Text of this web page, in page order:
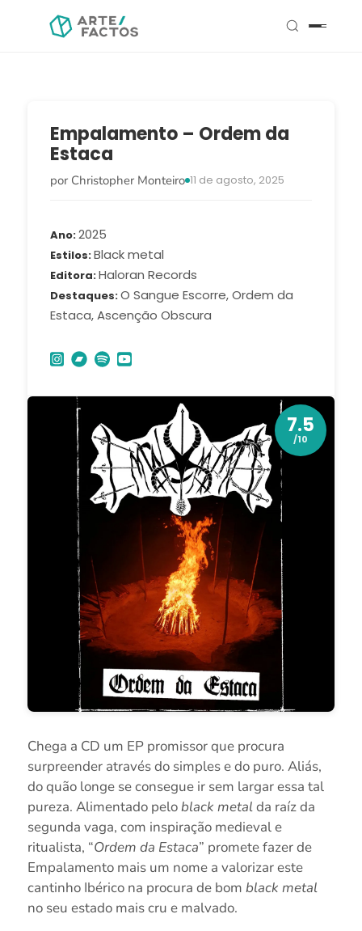
Empalamento – Ordem da
Estaca
por Christopher Monteiro 11 de agosto, 2025
Ano 2025
Estilos Black metal
Editora Haloran Records
Destaques O Sangue Escorre, Ordem da
Estaca, Ascenção Obscura
7.5
/10
Chega a CD um EP promissor que procura
surpreender através do simples e do puro. Aliás,
do quão longe se consegue ir sem largar essa tal
pureza. Alimentado peloblack metalda raíz da
segunda vaga, com inspiração medieval e
ritualista, “Ordem da Estaca” promete fazer de
Empalamento mais um nome a valorizar este
cantinho Ibérico na procura de bom black metal
no seu estado mais cru e malvado.